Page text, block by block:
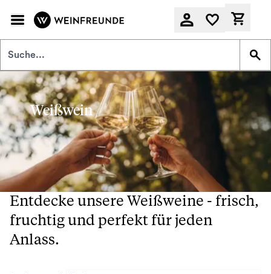
Weißwein
Entdecke unsere Weißweine - frisch,
fruchtig und perfekt für jeden
Anlass.